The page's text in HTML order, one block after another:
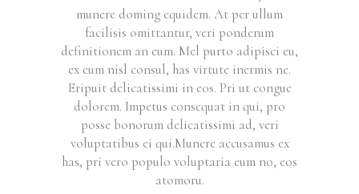
munere doming equidem. At per ullum
facilisis omittantur, veri ponderum
definitionem an eum. Mel purto adipisci eu,
ex eum nisl consul, has virtute inermis ne.
Eripuit delicatissimi in eos. Pri ut congue
dolorem. Impetus consequat in qui, pro
posse bonorum delicatissimi ad, veri
voluptatibus ei qui.Munere accusamus ex
has, pri vero populo voluptaria eum no, eos
atomoru.